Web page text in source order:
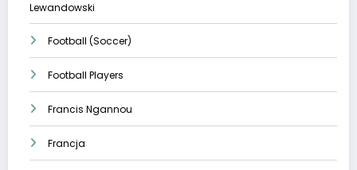
Lewandowski
Football (Soccer)
Football Players
Francis Ngannou
Francja